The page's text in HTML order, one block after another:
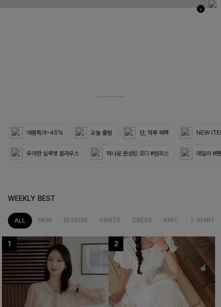
0
여름특가~45% 오늘 출발 단, 하루 혜택 NEW
우아한 실루엣 블라우스 하나로 완성된 코디 #원피스 데일리 #
WEEKLY BEST
ALL NEW BLOUSE PANTS DRESS KNIT T-SHIRT